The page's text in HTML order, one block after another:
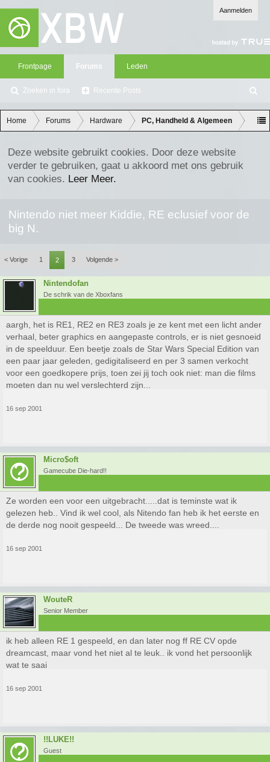
Aanmelden
Frontpage Forums
Zoeken in fora Recente Posts
Leden
oe
ke
n
Home Forums Hardware PC, Handheld & Algemeen
Deze website gebruikt cookies. Door deze website
verder te gebruiken, gaat u akkoord met ons gebruik
van cookies. Leer Meer.
Nintendo niet meer Kiddie, RE eclusief voor de
big N.
< Vorige 1 2 3 Volgende >
Nintendofan
De schrik van de Xboxfans
aargh, het is RE1, RE2 en RE3 zoals je ze kent met een licht ander
verhaal, beter graphics en aangepaste controls, er is niet gesnoeid
in de speelduur. Een beetje zoals de Star Wars Special Edition van
een paar jaar geleden, gedigitaliseerd en per 3 samen verkocht
voor een goedkopere prijs, toen zei jij toch ook niet: man die films
moeten dan nu wel verslechterd zijn...
16 sep 2001
Micro$oft
Gamecube Die-hard!!
Ze worden een voor een uitgebracht.....dat is teminste wat ik
gelezen heb.. Vind ik wel cool, als Nitendo fan heb ik het eerste en
de derde nog nooit gespeeld... De tweede was wreed....
16 sep 2001
WouteR
Senior Member
ik heb alleen RE 1 gespeeld, en dan later nog ff RE CV opde
dreamcast, maar vond het niet al te leuk.. ik vond het persoonlijk
wat te saai
16 sep 2001
!!LUKE!!
Guest